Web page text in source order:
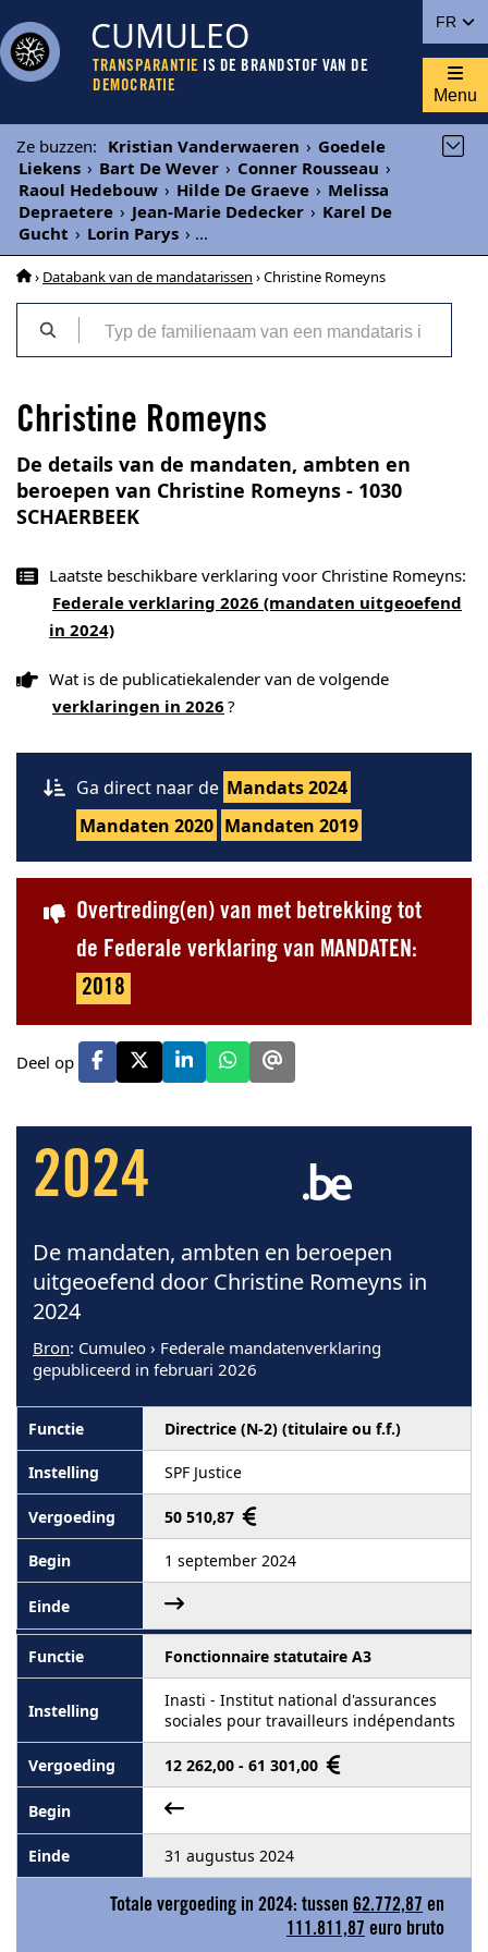
FR
CUMULEO
TRANSPARANTIE IS DE BRANDSTOF VAN DE
DEMOCRATIE
Menu
Ze buzzen: Kristian Vanderwaeren › Goedele
Liekens › Bart De Wever › Conner Rousseau ›
Raoul Hedebouw › Hilde De Graeve › Melissa
Depraetere › Jean-Marie Dedecker › Karel De
Gucht › Lorin Parys › ...
› Databank van de mandatarissen › Christine Romeyns
Christine Romeyns
De details van de mandaten, ambten en
beroepen van Christine Romeyns - 1030
SCHAERBEEK
Laatste beschikbare verklaring voor Christine Romeyns:
Federale verklaring 2026 (mandaten uitgeoefend
in 2024)
Wat is de publicatiekalender van de volgende
verklaringen in 2026 ?
Ga direct naar de Mandats 2024
Mandaten 2020 Mandaten 2019
Overtreding(en) van met betrekking tot
de Federale verklaring van MANDATEN:
2018
Deel op
2024
De mandaten, ambten en beroepen
uitgeoefend door Christine Romeyns in
2024
Bron: Cumuleo › Federale mandatenverklaring
gepubliceerd in februari 2026
Directrice (N-2) (titulaire ou f.f.)
SPF Justice
50 510,87
1 september 2024
Fonctionnaire statutaire A3
Inasti - Institut national d'assurances
sociales pour travailleurs indépendants
12 262,00 - 61 301,00
31 augustus 2024
Totale vergoeding in 2024: tussen 62.772,87 en
111.811,87 euro bruto